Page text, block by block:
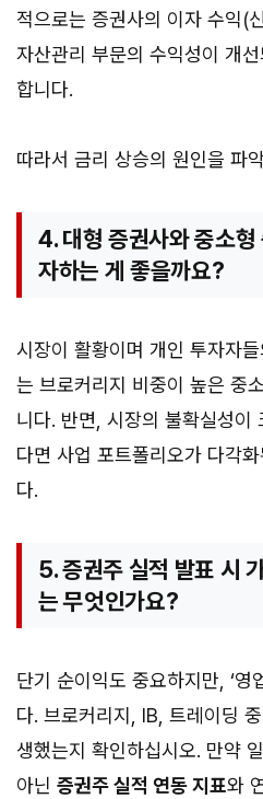
적으로는 증권사의 이자 수익(
자산관리 부문의 수익성이 개
합니다.
따라서 금리 상승의 원인을 파
4. 대형 증권사와 중소
자하는 게 좋을까요?
시장이 활황이며 개인 투자자
는 브로커리지 비중이 높은 중
니다. 반면, 시장의 불확실성이
다면 사업 포트폴리오가 다각
다.
5. 증권주 실적 발표 시
는 무엇인가요?
단기 순이익도 중요하지만, ‘영
다. 브로커리지, IB, 트레이딩
생했는지 확인하십시오. 만약
아닌 증권주 실적 연동 지표와